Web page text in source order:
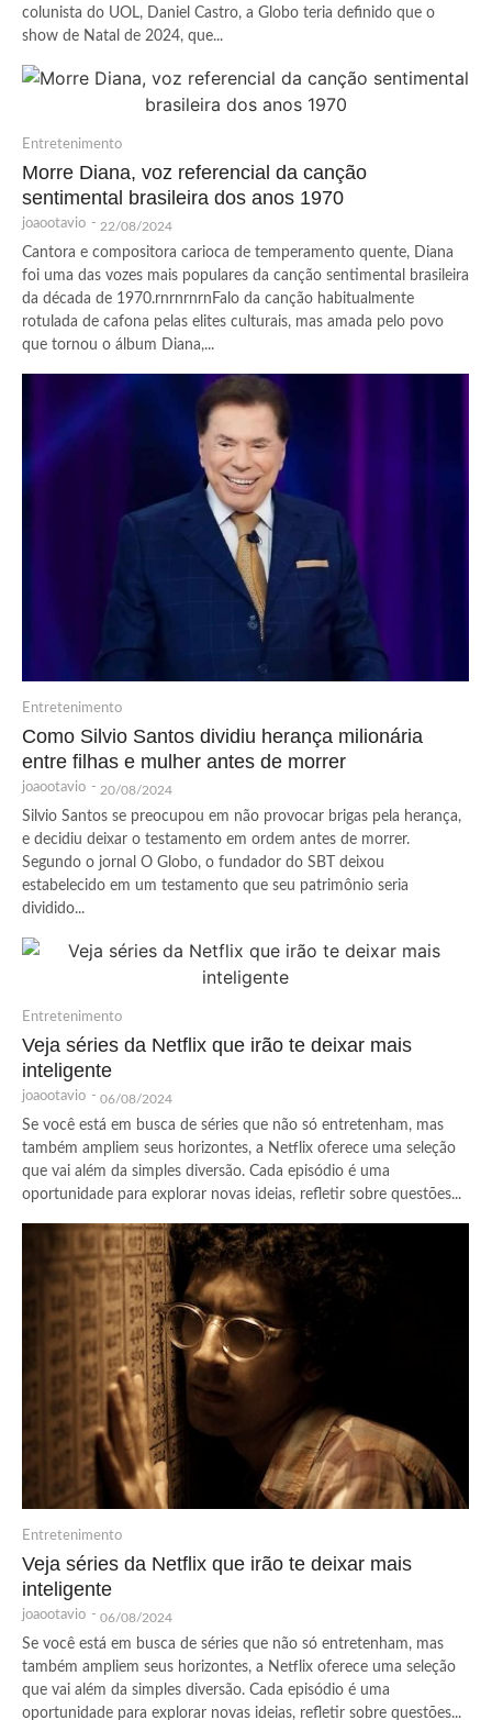
colunista do UOL, Daniel Castro, a Globo teria definido que o
show de Natal de 2024, que...
Entretenimento
Morre Diana, voz referencial da canção
sentimental brasileira dos anos 1970
joaootavio - 22/08/2024
Cantora e compositora carioca de temperamento quente, Diana
foi uma das vozes mais populares da canção sentimental brasileira
da década de 1970.rnrnrnrnFalo da canção habitualmente
rotulada de cafona pelas elites culturais, mas amada pelo povo
que tornou o álbum Diana,...
Entretenimento
Como Silvio Santos dividiu herança milionária
entre filhas e mulher antes de morrer
joaootavio - 20/08/2024
Silvio Santos se preocupou em não provocar brigas pela herança,
e decidiu deixar o testamento em ordem antes de morrer.
Segundo o jornal O Globo, o fundador do SBT deixou
estabelecido em um testamento que seu patrimônio seria
dividido...
Entretenimento
Veja séries da Netflix que irão te deixar mais
inteligente
joaootavio - 06/08/2024
Se você está em busca de séries que não só entretenham, mas
também ampliem seus horizontes, a Netflix oferece uma seleção
que vai além da simples diversão. Cada episódio é uma
oportunidade para explorar novas ideias, refletir sobre questões...
Entretenimento
Veja séries da Netflix que irão te deixar mais
inteligente
joaootavio - 06/08/2024
Se você está em busca de séries que não só entretenham, mas
também ampliem seus horizontes, a Netflix oferece uma seleção
que vai além da simples diversão. Cada episódio é uma
oportunidade para explorar novas ideias, refletir sobre questões...